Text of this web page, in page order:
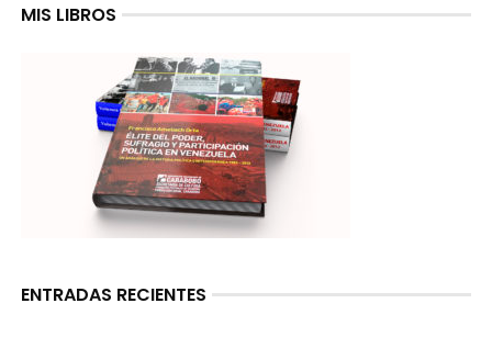
MIS LIBROS
ENTRADAS RECIENTES